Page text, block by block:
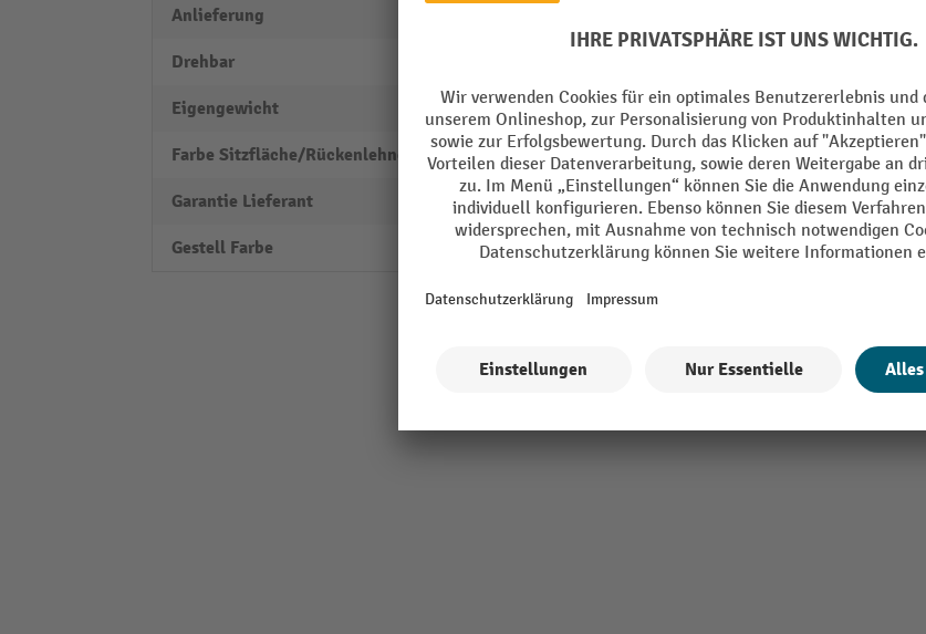
Anlieferung
Drehbar
Eigengewicht 8 kg
Farbe Sitzfläche/Rückenlehne schwarz
Garantie Lieferant 2
Gestell Farbe schwarz
Sitz Höhe
Sitz Tiefe
Sitzhöhe verstellbar
Sitzneigeverstellung